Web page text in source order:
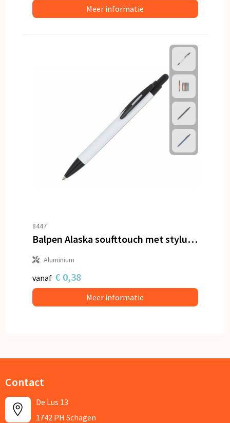
Meer informatie
8447
Balpen Alaska soufttouch met stylus R-AL
Aluminium
vanaf € 0,38
Meer informatie
Contact
De Lus 13
1742 PH Schagen